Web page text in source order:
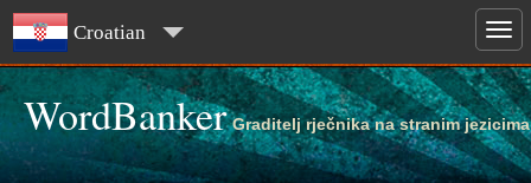
Croatian
WordBanker Graditelj rječnika na stranim jezicima